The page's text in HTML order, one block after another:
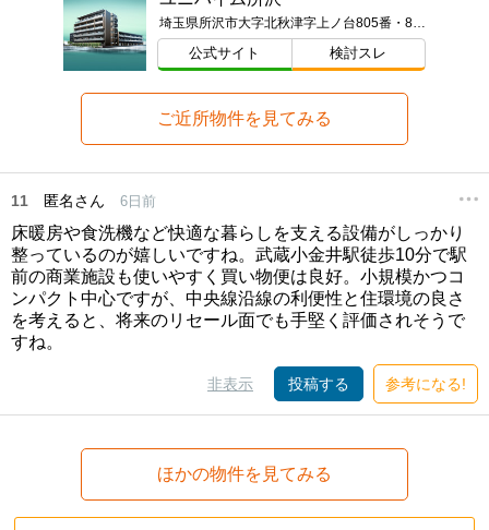
埼玉県所沢市大字北秋津字上ノ台805番・806番ほか
公式サイト 検討スレ
ご近所物件を見てみる
11 匿名さん 6日前
床暖房や食洗機など快適な暮らしを支える設備がしっかり
整っているのが嬉しいですね。武蔵小金井駅徒歩10分で駅
前の商業施設も使いやすく買い物便は良好。小規模かつコ
ンパクト中心ですが、中央線沿線の利便性と住環境の良さ
を考えると、将来のリセール面でも手堅く評価されそうで
すね。
非表示 投稿する 参考になる!
ほかの物件を見てみる